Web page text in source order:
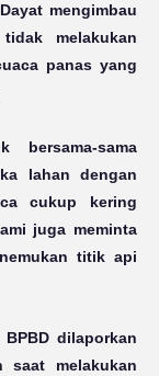
mengimbau
melakukan
panas yang
bersama-sama
lahan dengan
cukup kering
juga meminta
titik api
dilaporkan
saat melakukan